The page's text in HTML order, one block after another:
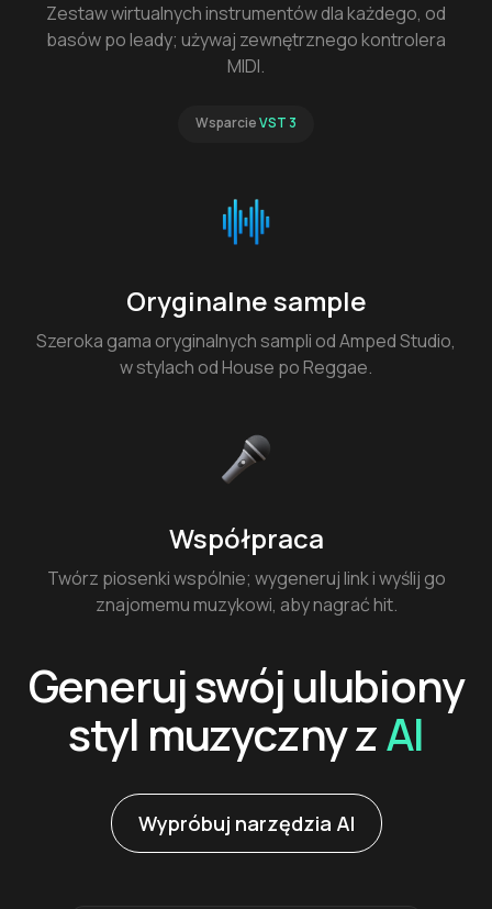
Zestaw wirtualnych instrumentów dla każdego, od
basów po leady; używaj zewnętrznego kontrolera
MIDI.
WsparcieVST 3
Oryginalne sample
Szeroka gama oryginalnych sampli od Amped Studio,
w stylach od House po Reggae.
Współpraca
Twórz piosenki wspólnie; wygeneruj link i wyślij go
znajomemu muzykowi, aby nagrać hit.
Generuj swój ulubiony
styl muzyczny zAI
Wypróbuj narzędzia AI